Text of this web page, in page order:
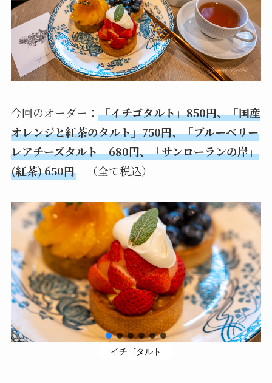
今回のオーダー： 「イチゴタルト」850円、「国産
オレンジと紅茶のタルト」750円、「ブルーベリー
レアチーズタルト」680円、「サンローランの岸」
(紅茶) 650円（全て税込）
イチゴタルト